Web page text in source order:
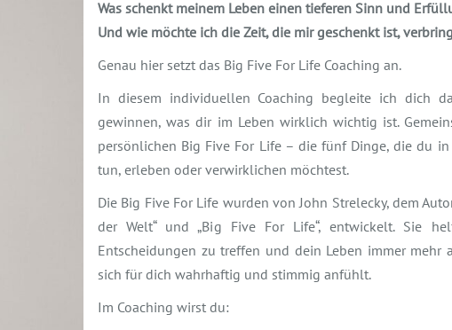
Was schenkt meinem Leben einen tieferen Sinn und
Und wie möchte ich die Zeit, die mir geschenkt ist,
Genau hier setzt das Big Five For Life Coaching an.
In diesem individuellen Coaching begleite ich dich
gewinnen, was dir im Leben wirklich wichtig ist.
persönlichen Big Five For Life – die fünf Dinge, die du
tun, erleben oder verwirklichen möchtest.
Die Big Five For Life wurden von John Strelecky, dem
der Welt“ und „Big Five For Life“, entwickelt. Sie
Entscheidungen zu treffen und dein Leben immer mehr
sich für dich wahrhaftig und stimmig anfühlt.
Im Coaching wirst du: